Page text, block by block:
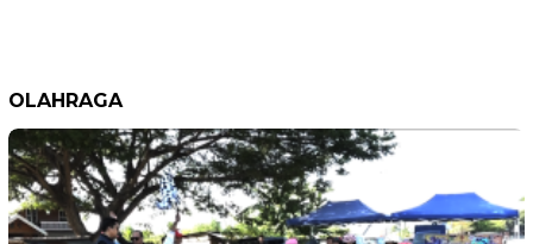
OLAHRAGA